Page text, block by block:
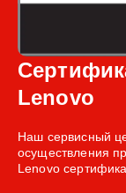
Lenovo
Наш сервисный
осуществления
Lenovo